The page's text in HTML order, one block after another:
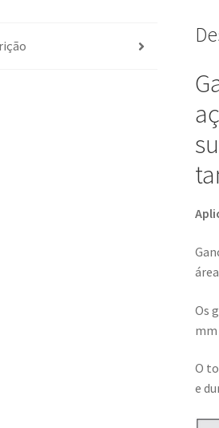
Os
mm
O
e